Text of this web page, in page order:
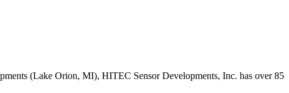
(Lake Orion, MI), HITEC Sensor Developments, Inc. has over 85